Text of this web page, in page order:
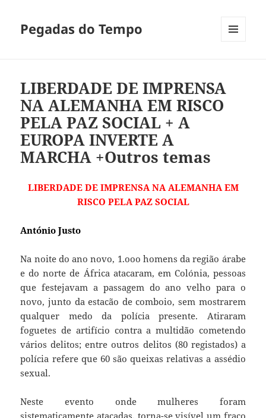
Pegadas do Tempo
LIBERDADE DE IMPRENSA
NA ALEMANHA EM RISCO
PELA PAZ SOCIAL + A
EUROPA INVERTE A
MARCHA +Outros temas
LIBERDADE DE IMPRENSA NA ALEMANHA EM
RISCO PELA PAZ SOCIAL
António Justo
Na noite do ano novo, 1.ooo homens da região árabe
e do norte de África atacaram, em Colónia, pessoas
que festejavam a passagem do ano velho para o
novo, junto da estacão de comboio, sem mostrarem
qualquer medo da polícia presente. Atiraram
foguetes de artifício contra a multidão cometendo
vários delitos; entre outros delitos (80 registados) a
polícia refere que 60 são queixas relativas a assédio
sexual.
Neste evento onde mulheres foram